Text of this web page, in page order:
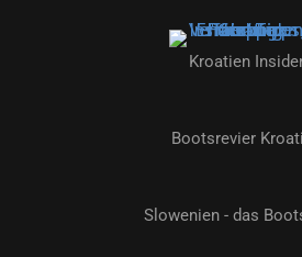
Kroatien
Bootsrevier
Slowenien - das